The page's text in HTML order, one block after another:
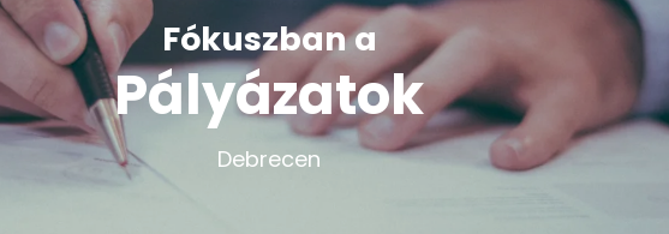
Fókuszban a
Pályázatok
Debrecen